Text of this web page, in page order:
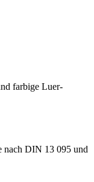
farbige Luer-
nach DIN 13 095 und